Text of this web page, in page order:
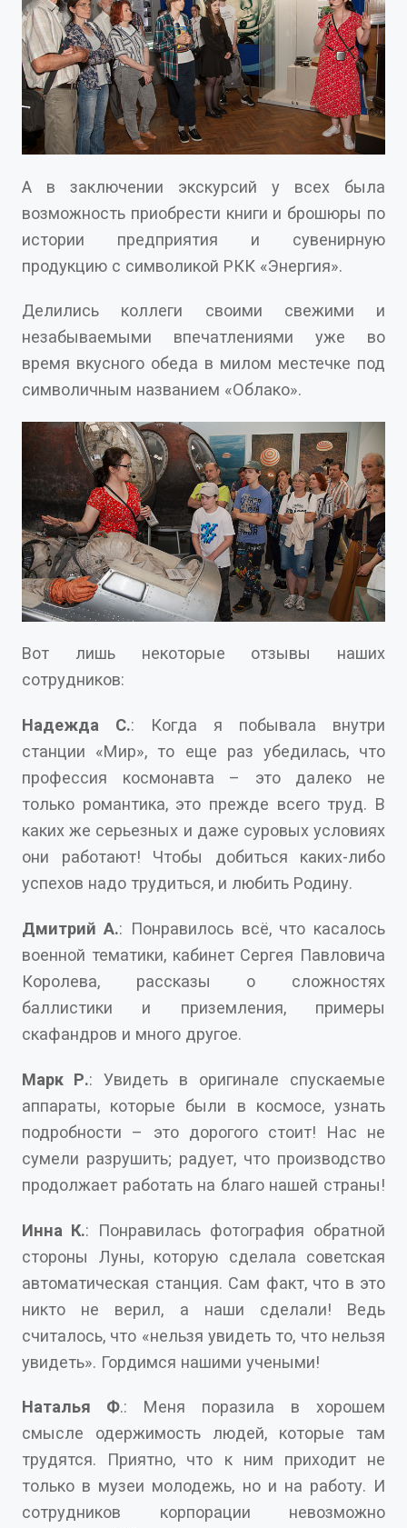
А в заключении экскурсий у всех была
возможность приобрести книги и брошюры по
истории предприятия и сувенирную
продукцию с символикой РКК «Энергия».
Делились коллеги своими свежими и
незабываемыми впечатлениями уже во
время вкусного обеда в милом местечке под
символичным названием «Облако».
Вот лишь некоторые отзывы наших
сотрудников:
Надежда С.: Когда я побывала внутри
станции «Мир», то еще раз убедилась, что
профессия космонавта – это далеко не
только романтика, это прежде всего труд. В
каких же серьезных и даже суровых условиях
они работают! Чтобы добиться каких-либо
успехов надо трудиться, и любить Родину.
Дмитрий А.: Понравилось всё, что касалось
военной тематики, кабинет Сергея Павловича
Королева, рассказы о сложностях
баллистики и приземления, примеры
скафандров и много другое.
Марк Р.: Увидеть в оригинале спускаемые
аппараты, которые были в космосе, узнать
подробности – это дорогого стоит! Нас не
сумели разрушить; радует, что производство
продолжает работать на благо нашей страны!
Инна К.: Понравилась фотография обратной
стороны Луны, которую сделала советская
автоматическая станция. Сам факт, что в это
никто не верил, а наши сделали! Ведь
считалось, что «нельзя увидеть то, что нельзя
увидеть». Гордимся нашими учеными!
Наталья Ф.: Меня поразила в хорошем
смысле одержимость людей, которые там
трудятся. Приятно, что к ним приходит не
только в музеи молодежь, но и на работу. И
сотрудников корпорации невозможно